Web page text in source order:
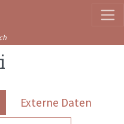
Externe Daten